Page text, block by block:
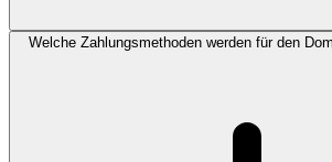
Welche Zahlungsmethoden werden für den